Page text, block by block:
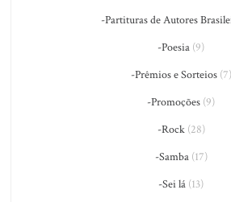
-Partituras de Autores
-Poesia (9)
-Prêmios e Sorteios(7)
-Promoções (9)
-Rock(28)
-Samba(17)
-Sei lá (13)